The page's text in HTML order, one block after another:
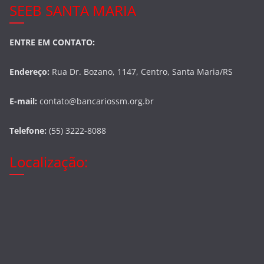
SEEB SANTA MARIA
ENTRE EM CONTATO:
Endereço: Rua Dr. Bozano, 1147, Centro, Santa Maria/RS
E-mail: contato@bancariossm.org.br
Telefone: (55) 3222-8088
Localização: